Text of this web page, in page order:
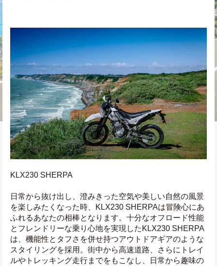
KLX230 SHERPA
日常から抜け出し、澄みきった空気や美しい自然の風景
を楽しみたくなった時、KLX230 SHERPAは冒険心にあ
ふれるあなたの相棒となります。十分なオフロード性能
とフレンドリーな乗り心地を実現したKLX230 SHERPA
は、機能性とタフさを併せ持つアウトドアギアのような
スタイリングを採用。街中から高速道路、さらにトレイ
ルやトレッキング走行までをもこなし、日常から趣味の